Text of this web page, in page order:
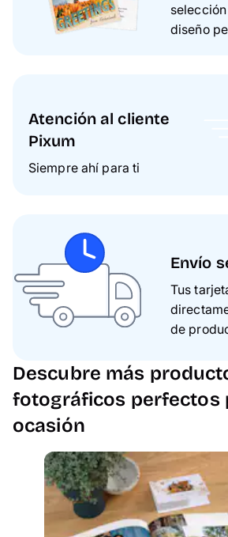
diseño
Atención al cliente
Pixum
Siempre ahí para ti
Envío
Tus
de
Descubre más
fotográficos perfectos
ocasión